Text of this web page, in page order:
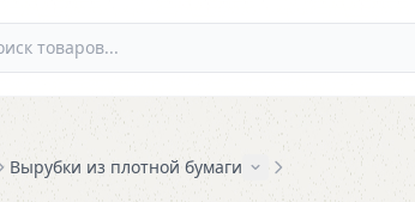
Вырубки из плотной бумаги